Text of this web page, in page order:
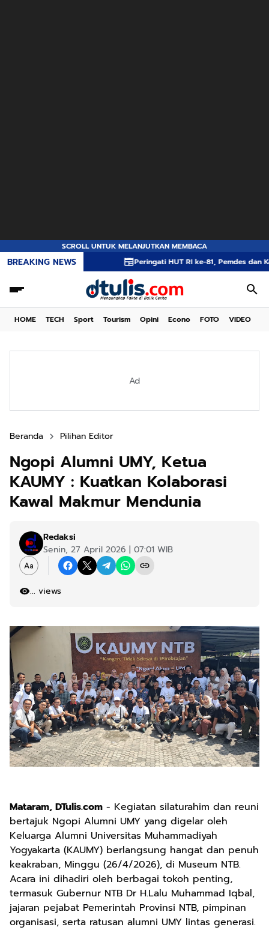
SCROLL UNTUK MELANJUTKAN MEMBACA
BREAKING NEWS Peringati HUT RI ke-81, Pemdes dan Karang
HOME TECH Sport Tourism Opini Econo FOTO VIDEO
Ad
Beranda Pilihan Editor
Ngopi Alumni UMY, Ketua
KAUMY : Kuatkan Kolaborasi
Kawal Makmur Mendunia
Redaksi
Senin, 27 April 2026 | 07:01 WIB
... views
Mataram, DTulis.com - Kegiatan silaturahim dan reuni
bertajuk Ngopi Alumni UMY yang digelar oleh
Keluarga Alumni Universitas Muhammadiyah
Yogyakarta (KAUMY) berlangsung hangat dan penuh
keakraban, Minggu (26/4/2026), di Museum NTB.
Acara ini dihadiri oleh berbagai tokoh penting,
termasuk Gubernur NTB Dr H.Lalu Muhammad Iqbal,
jajaran pejabat Pemerintah Provinsi NTB, pimpinan
organisasi, serta ratusan alumni UMY lintas generasi.